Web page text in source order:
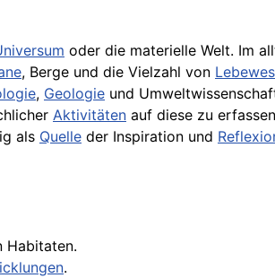
oder die materielle Welt. Im
, Berge und die Vielzahl von
, Geologie und
Aktivitäten auf diese zu
als Quelle der Inspiration und
Habitaten.
.